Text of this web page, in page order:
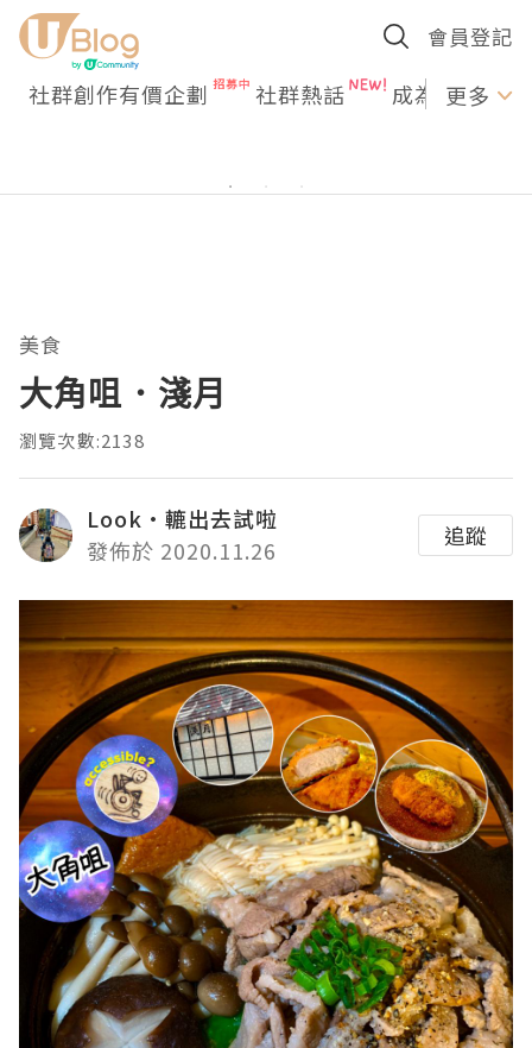
會員登記
社群創作有價企劃 社群熱話 成為U更多
美食
大角咀．淺月
瀏覽次數:2138
Look•轆出去試啦
發佈於 2020.11.26
追蹤